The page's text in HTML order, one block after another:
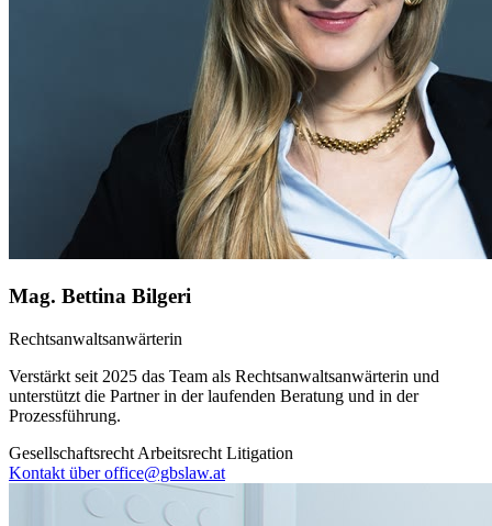
Mag. Bettina Bilgeri
Rechtsanwaltsanwärterin
Verstärkt seit 2025 das Team als Rechtsanwaltsanwärterin und
unterstützt die Partner in der laufenden Beratung und in der
Prozessführung.
Gesellschaftsrecht Arbeitsrecht Litigation
Kontakt über office@gbslaw.at